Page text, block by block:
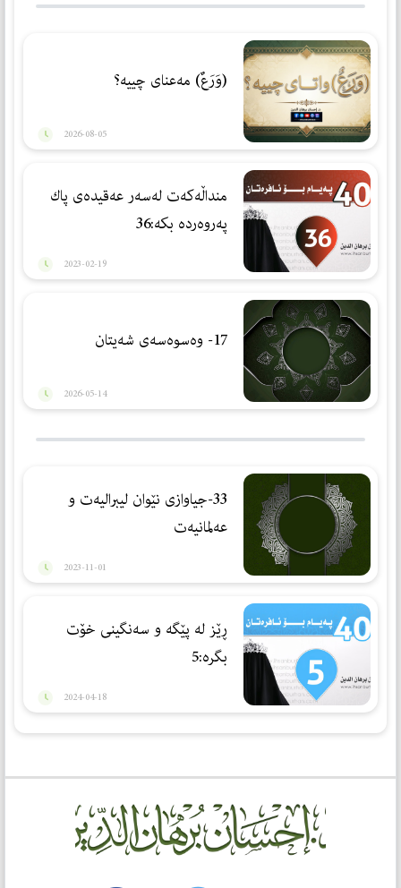
(وَرَعٌ) مەعنای چییە؟
2026-08-05
منداڵەكەت لەسەر عەقیدەی پاك
پەروەردە بكە:36
2023-02-19
17- وەسوەسەی شەیتان
2026-05-14
33-جیاوازی نێوان لیبرالیەت و
عەلمانیەت
2023-11-01
ڕێز لە پێگە و سەنگینی خۆت
بگرە:5
2024-04-18